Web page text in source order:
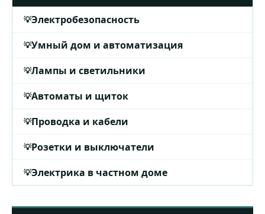
Электробезопасность
Умный дом и автоматизация
Лампы и светильники
Автоматы и щиток
Проводка и кабели
Розетки и выключатели
Электрика в частном доме